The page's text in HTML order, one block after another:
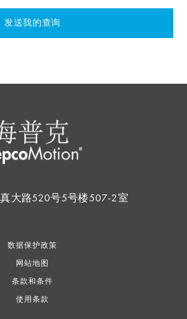
发送我的查询
大路520号5号楼507-2室
数据保护政策
网站地图
条款和条件
使用条款